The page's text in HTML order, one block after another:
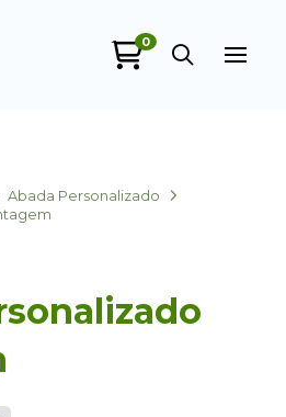
0
Abada Personalizado